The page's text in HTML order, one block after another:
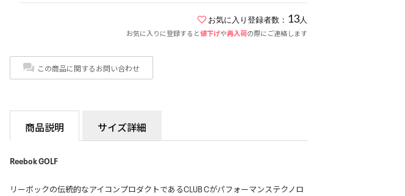
お気に入り登録者数： 13 人
お気に入りに登録すると値下げや再入荷の際にご連絡します
この商品に関するお問い合わせ
商品説明 サイズ詳細
Reebok GOLF
リーボックの伝統的なアイコンプロダクトであるCLUB Cがパフォーマンステクノロ